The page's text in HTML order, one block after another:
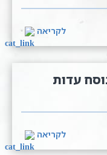
לקריאה
עדות
לקריאה